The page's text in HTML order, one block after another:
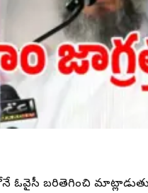
ఓవైసీ బరితెగించి